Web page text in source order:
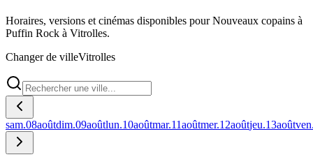
Horaires, versions et cinémas disponibles pour Nouveaux copains à
Puffin Rock à Vitrolles.
Changer de villeVitrolles
sam.08aoûtdim.09aoûtlun.10aoûtmar.11aoûtmer.12aoûtjeu.13août